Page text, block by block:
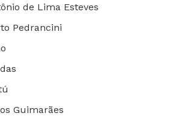
de Lima Esteves
Pedrancini
Guimarães